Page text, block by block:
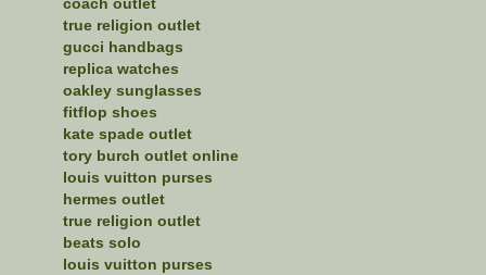
true religion outlet
gucci handbags
replica watches
oakley sunglasses
fitflop shoes
kate spade outlet
tory burch outlet online
louis vuitton purses
hermes outlet
true religion outlet
beats solo
louis vuitton purses